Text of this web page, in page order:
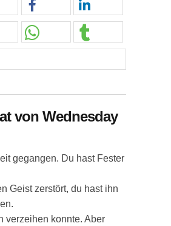
von Wednesday
gegangen. Du hast Fester
Geist zerstört, du hast ihn
verzeihen konnte. Aber